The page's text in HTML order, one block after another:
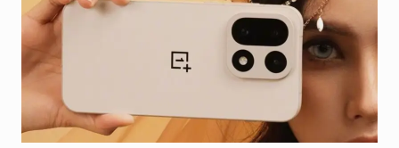
e
a
t
h
er